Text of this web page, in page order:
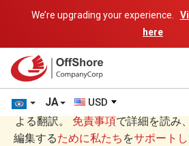
We’re upgrading your experience.
here
JA USD
あなたは日本語 (にほんご)で読ん
よる翻訳。 免責事項で詳細を読み
編集するために私たち をサポート